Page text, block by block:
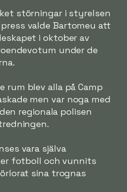
störningar i styrelsen
valde Bartomeu att
i oktober av
under de
rum blev alla på Camp
men var noga med
regionala polisen
vara själva
fotboll och vunnits
sina trognas